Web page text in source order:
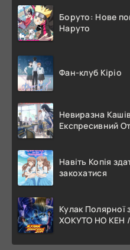
Боруто: Нове
Наруто
Фан-клуб Кіріо
Невиразна
Експресивний
Навіть Копія
закохатися
Кулак Полярної
ХОКУТО НО КЕН /